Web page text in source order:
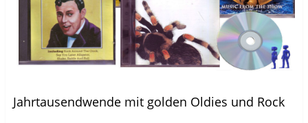
Jahrtausendwende mit golden Oldies und Rock